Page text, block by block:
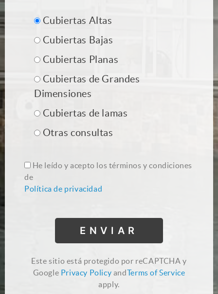
Cubiertas Altas
Cubiertas Bajas
Cubiertas Planas
Cubiertas de Grandes
Dimensiones
Cubiertas de lamas
Otras consultas
He leído y acepto los términos y condiciones
de
Política de privacidad
Este sitio está protegido por reCAPTCHA y
Google Privacy Policy andTerms of Service
apply.